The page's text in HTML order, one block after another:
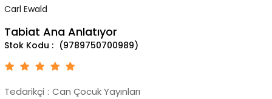
Carl Ewald
Tabiat Ana Anlatıyor
(9789750700989)
Tedarikçi : Can Çocuk Yayınları